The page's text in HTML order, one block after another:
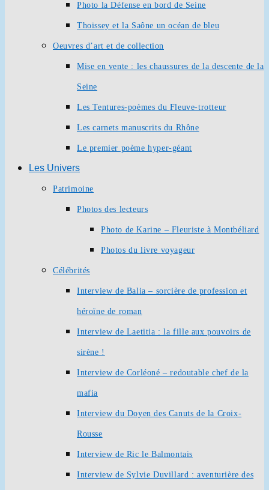
Photo la Défense en bord de Seine
Thoissey et la Saône un océan de bleu
Oeuvres d’art et de collection
Mise en vente : les chaussures de la descente de la
Seine
Les Tentures-poèmes du Fleuve-trotteur
Les carnets manuscrits du Rhône
Le premier poème hyper-géant
Les Univers
Patrimoine
Photos des lecteurs
Photo de Karine – Fleuriste à Montbéliard
Photos du livre voyageur
Célébrités
Interview de Balia – sorcière de profession et
héroïne de roman
Interview de Laetitia : la fille aux pouvoirs de
sirène !
Interview de Corléoné – redoutable chef de la
mafia
Interview du Doyen des Canuts de la Croix-
Rousse
Interview de Ric le Balmontais
Interview de Sylvie Duvillard : aventurière des